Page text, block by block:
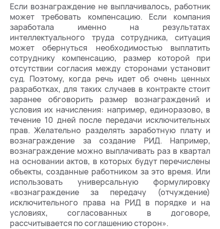
Если вознаграждение не выплачивалось, работник
может требовать компенсацию. Если компания
заработала именно на результатах
интеллектуального труда сотрудника, ситуация
может обернуться необходимостью выплатить
сотруднику компенсацию, размер которой при
отсутствии согласия между сторонами установит
суд. Поэтому, когда речь идет об очень ценных
разработках, для таких случаев в контракте стоит
заранее обговорить размер вознаграждений и
условия их начисления: например, единоразово, в
течение 10 дней после передачи исключительных
прав. Желательно разделять заработную плату и
вознаграждение за создание РИД. Например,
вознаграждение можно выплачивать раз в квартал
на основании актов, в которых будут перечислены
объекты, созданные работником за это время. Или
использовать универсальную формулировку
«вознаграждение за передачу (отчуждение)
исключительного права на РИД в порядке и на
условиях, согласованных в договоре,
рассчитывается по соглашению сторон».